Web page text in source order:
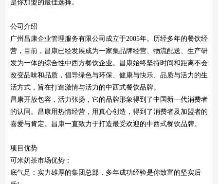
是你加盟的最佳选择。
公司介绍
广州昌康企业管理服务有限公司成立于2005年。历经多年的餐饮经
营，目前，昌康已经发展成为一家集品牌经营、物流配送、生产研
发为一体的综合性中西方餐饮企业。昌康始终坚持时间和距离不会
改变品味和品质，倡导绿色与环保、健康与快乐、品质与活力的生
活方式，旨在打造激情与活力的中西式餐饮品牌。
昌康开放包容，活力张扬，它的品牌形象得到了中国新一代消费者
的认同。昌康用热情经营，用真心创造，得到了消费者及加盟者的
喜爱与肯定。昌康一直致力于打造最受欢迎的中西式餐饮品牌。
项目优势
可米奶茶市场优势：
底气足：实力雄厚的集团总部，多年成功经验是你致富的坚实后